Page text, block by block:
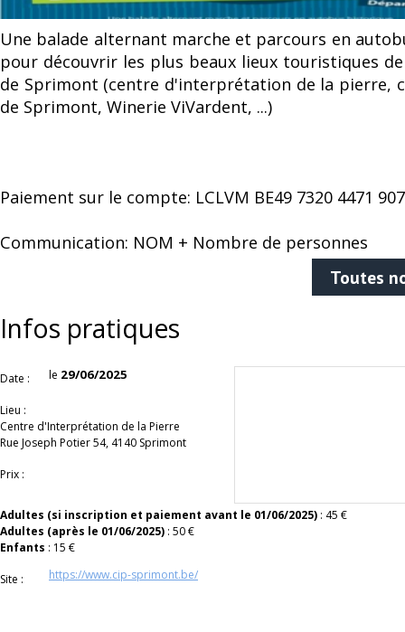
Une balade alternant marche et parcours en
pour découvrir les plus beaux lieux touristiques
de Sprimont (centre d'interprétation de la pierre,
de Sprimont, Winerie ViVardent, ...)
Paiement sur le compte: LCLVM BE49 7320 4471
Communication: NOM + Nombre de personnes
Toutes
Infos pratiques
Date : le 29/06/2025
Lieu :
Centre d'Interprétation de la Pierre
Rue Joseph Potier 54, 4140 Sprimont
Prix :
Adultes (si inscription et paiement avant le 01/06/2025) : 45 €
Adultes (après le 01/06/2025) : 50 €
Enfants : 15 €
Site : https://www.cip-sprimont.be/